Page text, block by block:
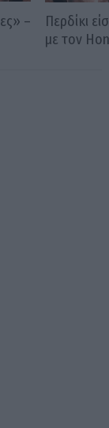
–
Περδίκι
με τον